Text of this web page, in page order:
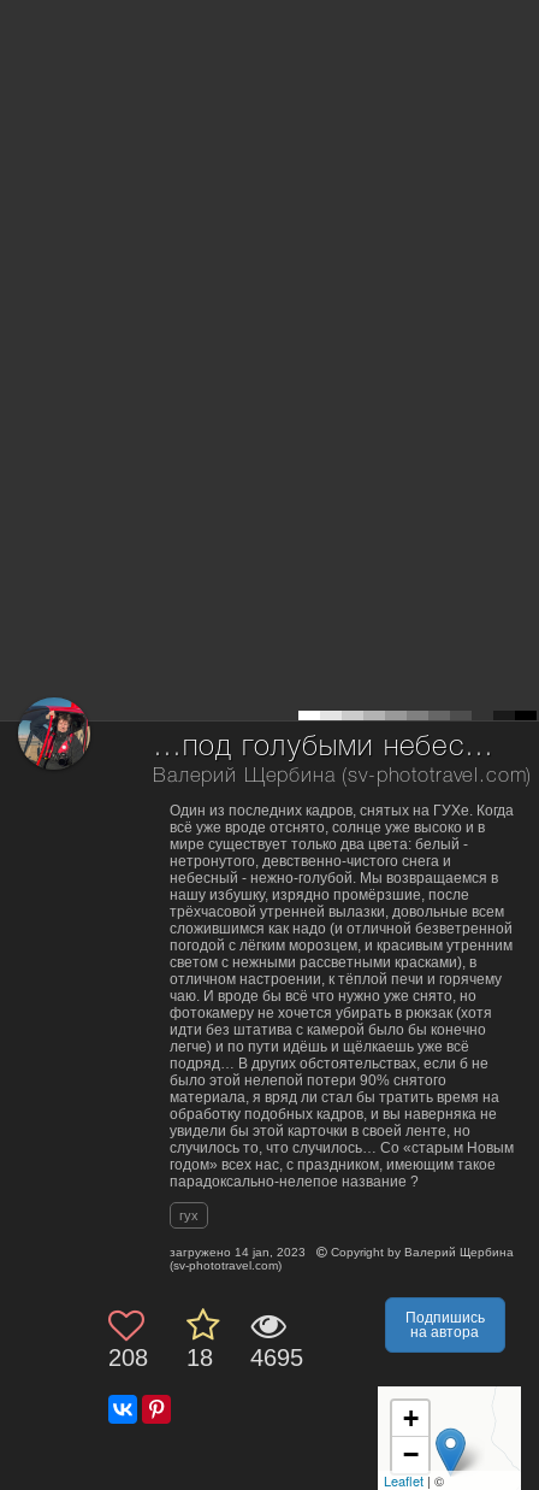
…под голубыми небесами, великолепными коврами…
Валерий Щербина (sv-phototravel.com)
Один из последних кадров, снятых на ГУХе. Когда
всё уже вроде отснято, солнце уже высоко и в
мире существует только два цвета: белый -
нетронутого, девственно-чистого снега и
небесный - нежно-голубой. Мы возвращаемся в
нашу избушку, изрядно промёрзшие, после
трёхчасовой утренней вылазки, довольные всем
сложившимся как надо (и отличной безветренной
погодой с лёгким морозцем, и красивым утренним
светом с нежными рассветными красками), в
отличном настроении, к тёплой печи и горячему
чаю. И вроде бы всё что нужно уже снято, но
фотокамеру не хочется убирать в рюкзак (хотя
идти без штатива с камерой было бы конечно
легче) и по пути идёшь и щёлкаешь уже всё
подряд… В других обстоятельствах, если б не
было этой нелепой потери 90% снятого
материала, я вряд ли стал бы тратить время на
обработку подобных кадров, и вы наверняка не
увидели бы этой карточки в своей ленте, но
случилось то, что случилось… Со «старым Новым
годом» всех нас, с праздником, имеющим такое
парадоксально-нелепое название ?
гух
загружено 14 jan, 2023 Copyright by Валерий Щербина
(sv-phototravel.com)
208 18 4695
Подпишись
на автора
+
−
Leaflet| ©